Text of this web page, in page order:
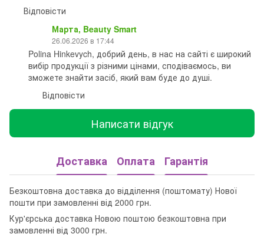
Відповісти
Марта, Beauty Smart
26.06.2026 в 17:44
Polina Hinkevych, добрий день, в нас на сайті є широкий
вибір продукції з різними цінами, сподіваємось, ви
зможете знайти засіб, який вам буде до душі.
Відповісти
Написати відгук
Доставка Оплата Гарантія
Безкоштовна доставка до відділення (поштомату) Нової
пошти при замовленні від 2000 грн.
Кур'єрська доставка Новою поштою безкоштовна при
замовленні від 3000 грн.